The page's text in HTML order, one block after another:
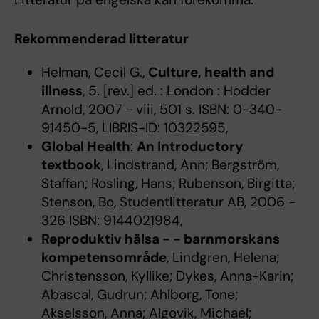
Rekommenderad litteratur
Helman, Cecil G., Culture, health and
illness, 5. [rev.] ed. : London : Hodder
Arnold, 2007 - viii, 501 s. ISBN: 0-340-
91450-5, LIBRIS-ID: 10322595,
Global Health: An Introductory
textbook, Lindstrand, Ann; Bergström,
Staffan; Rosling, Hans; Rubenson, Birgitta;
Stenson, Bo, Studentlitteratur AB, 2006 -
326 ISBN: 9144021984,
Reproduktiv hälsa - - barnmorskans
kompetensområde, Lindgren, Helena;
Christensson, Kyllike; Dykes, Anna-Karin;
Abascal, Gudrun; Ahlborg, Tone;
Akselsson, Anna; Algovik, Michael;